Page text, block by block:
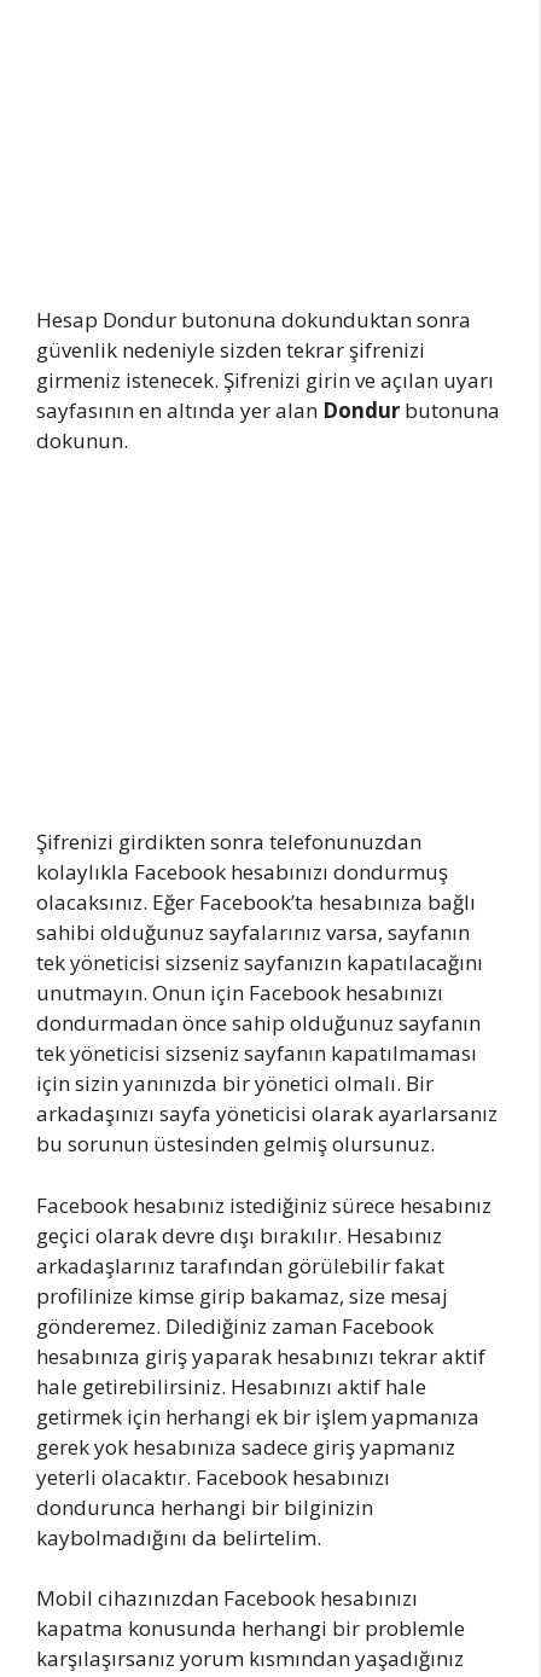
Hesap Dondur butonuna dokunduktan sonra
güvenlik nedeniyle sizden tekrar şifrenizi
girmeniz istenecek. Şifrenizi girin ve açılan uyarı
sayfasının en altında yer alan Dondur butonuna
dokunun.
Şifrenizi girdikten sonra telefonunuzdan
kolaylıkla Facebook hesabınızı dondurmuş
olacaksınız. Eğer Facebook’ta hesabınıza bağlı
sahibi olduğunuz sayfalarınız varsa, sayfanın
tek yöneticisi sizseniz sayfanızın kapatılacağını
unutmayın. Onun için Facebook hesabınızı
dondurmadan önce sahip olduğunuz sayfanın
tek yöneticisi sizseniz sayfanın kapatılmaması
için sizin yanınızda bir yönetici olmalı. Bir
arkadaşınızı sayfa yöneticisi olarak ayarlarsanız
bu sorunun üstesinden gelmiş olursunuz.
Facebook hesabınız istediğiniz sürece hesabınız
geçici olarak devre dışı bırakılır. Hesabınız
arkadaşlarınız tarafından görülebilir fakat
profilinize kimse girip bakamaz, size mesaj
gönderemez. Dilediğiniz zaman Facebook
hesabınıza giriş yaparak hesabınızı tekrar aktif
hale getirebilirsiniz. Hesabınızı aktif hale
getirmek için herhangi ek bir işlem yapmanıza
gerek yok hesabınıza sadece giriş yapmanız
yeterli olacaktır. Facebook hesabınızı
dondurunca herhangi bir bilginizin
kaybolmadığını da belirtelim.
Mobil cihazınızdan Facebook hesabınızı
kapatma konusunda herhangi bir problemle
karşılaşırsanız yorum kısmından yaşadığınız